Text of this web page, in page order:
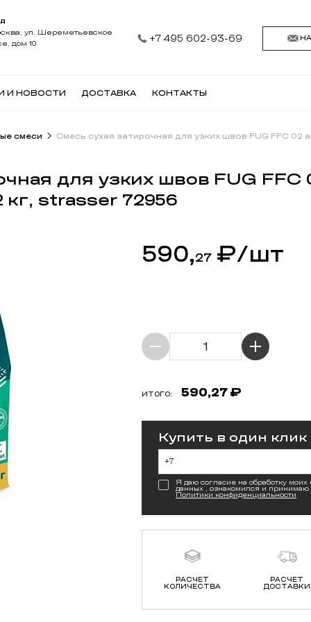
ул. Шереметьевское
дом 10
+7 495 602-93-69
И НОВОСТИ ДОСТАВКА КОНТАКТЫ
смеси Смесь сухая затирочная для узких швов FUG FFC 02
для узких швов FUG FFC
кг, strasser 72956
590,27 ₽/шт
ИТОГО: 590,27₽
Купить в один клик
Я даю согласие на обработку
данных , ознакомился и принимаю
Политики конфиденциальности
РАСЧЕТ
КОЛИЧЕСТВА
РАСЧЕТ
ДОСТАВКИ